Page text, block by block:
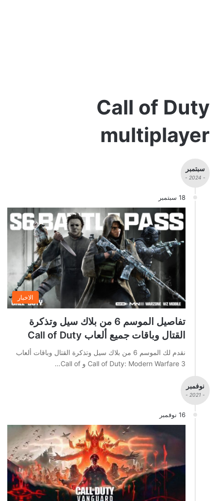
Call of Duty
multiplayer
سبتمبر
- 2024 -
18 سبتمبر
الاخبار
تفاصيل الموسم 6 من بلاك سيل وتذكرة
القتال وباقات جميع ألعاب Call of Duty
نقدم لك الموسم 6 من بلاك سيل وتذكرة القتال وباقات ألعاب
Call of Duty: Modern Warfare 3 و Call of…
نوفمبر
- 2021 -
16 نوفمبر